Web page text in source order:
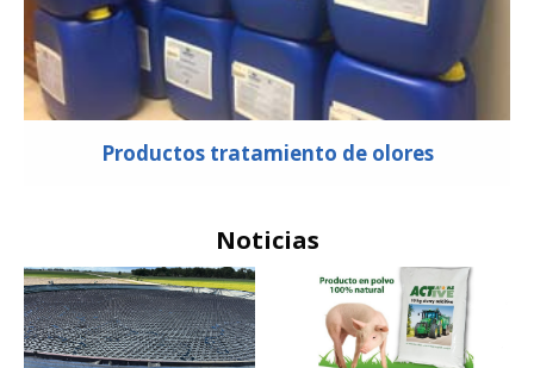
Productos tratamiento de olores
Noticias